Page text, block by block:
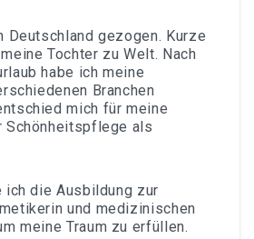
Deutschland gezogen. Kurze
Tochter zu Welt. Nach
habe ich meine
Branchen
mich für meine
Schönheitspflege als
die Ausbildung zur
und medizinischen
meine Traum zu erfüllen.